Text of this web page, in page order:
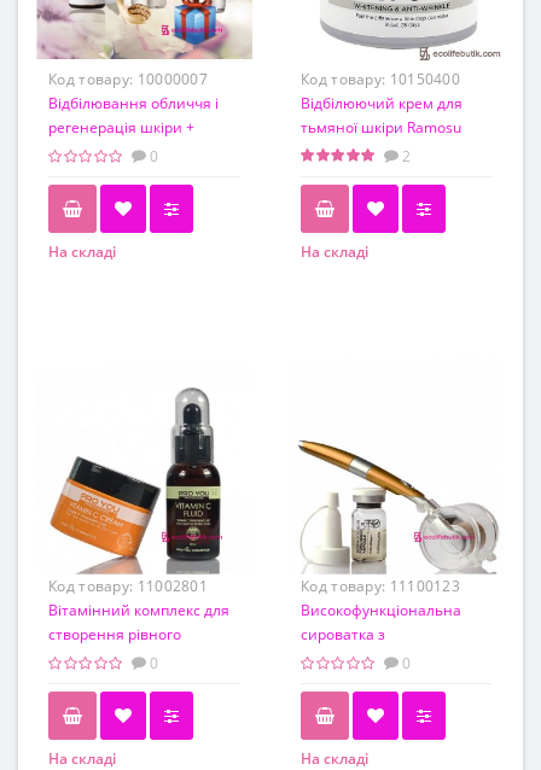
Код товару: 10000007
Відбілювання обличчя і
регенерація шкіри +
Гіалуронова кислота в
0
На складі
Код товару: 10150400
Відбілюючий крем для
тьмяної шкіри Ramosu
Original Sweet Cream, 50
2
На складі
Код товару: 11002801
Вітамінний комплекс для
створення рівного
кольору обличчя Pro You
0
На складі
Код товару: 11100123
Високофункціональна
сироватка з
полінуклеотидами Derma
Ampoule + Мезороллер 0.5
мм
0
На складі